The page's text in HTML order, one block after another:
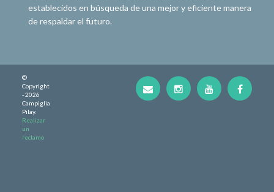
establecidos en búsqueda de una mejor y eficiente manera
de respaldar el futuro.
©
Copyright
- 2026
Campiglia
Pilay.
Realizar
un
reclamo